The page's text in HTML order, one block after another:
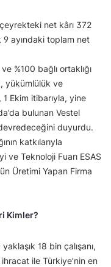
net kârı 372
9 ayındaki toplam net
%100 bağlı ortaklığı
yükümlülük ve
1 Ekim itibarıyla, yine
bulunan Vestel
duyurdu.
katkılarıyla
ve Teknoloji Fuarı ESAS
Üretimi Yapan Firma
Kimler?
18 bin çalışanı,
ile Türkiye’nin en